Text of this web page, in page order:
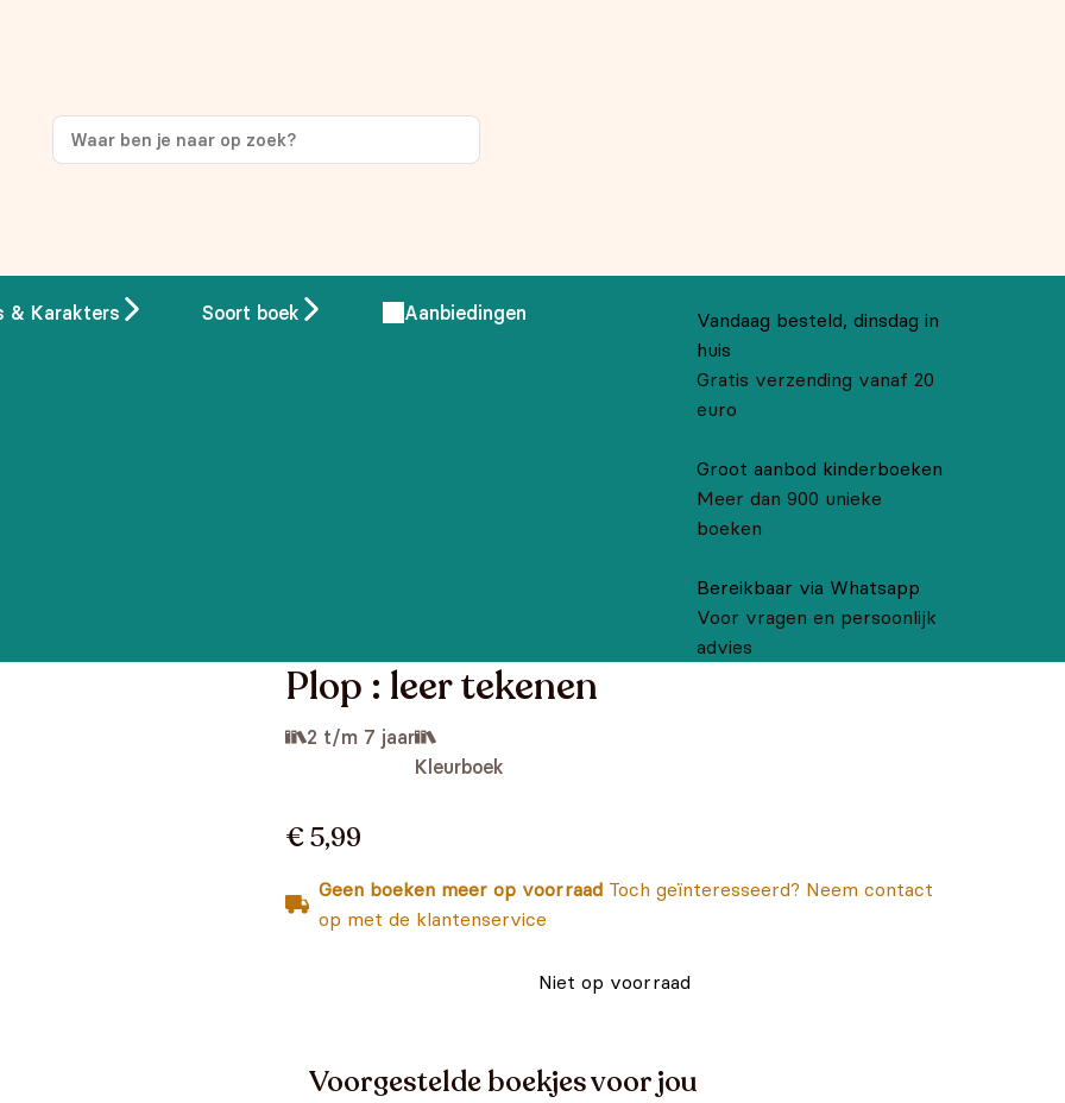
& Karakters Soort boek Aanbiedingen
Vandaag besteld, dinsdag in
huis
Gratis verzending vanaf 20
euro
Groot aanbod kinderboeken
Meer dan 900 unieke
boeken
Bereikbaar via Whatsapp
Voor vragen en persoonlijk
advies
Plop : leer tekenen
2 t/m 7 jaar
Kleurboek
€ 5,99
Geen boeken meer op voorraad Toch geïnteresseerd? Neem contact
op met de klantenservice
Niet op voorraad
Voorgestelde boekjes voor jou
op je eerste aankoop!